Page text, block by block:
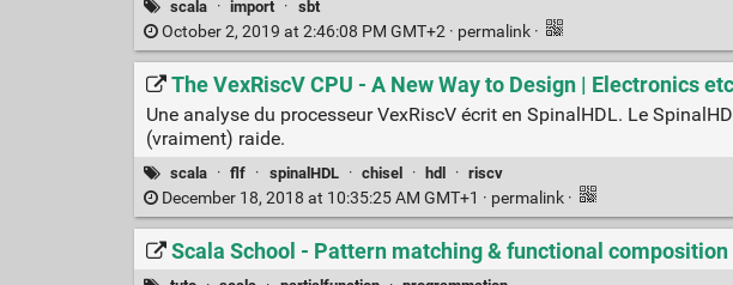
scala · import · sbt
October 2, 2019 at 2:46:08 PM GMT+2 · permalink ·
The VexRiscV CPU - A New Way to Design | Electronics
Une analyse du processeur VexRiscV écrit en SpinalHDL. Le
(vraiment) raide.
scala · flf · spinalHDL · chisel · hdl · riscv
December 18, 2018 at 10:35:25 AM GMT+1 · permalink ·
Scala School - Pattern matching & functional composition